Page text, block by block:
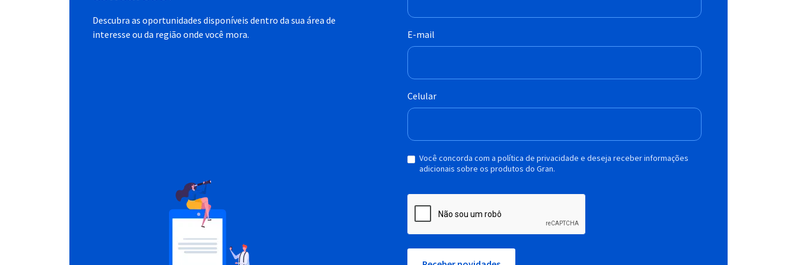
Descubra as oportunidades disponíveis dentro da sua área de
interesse ou da região onde você mora.
E-mail
Celular
Você concorda com a política de privacidade e deseja receber informações
adicionais sobre os produtos do Gran.